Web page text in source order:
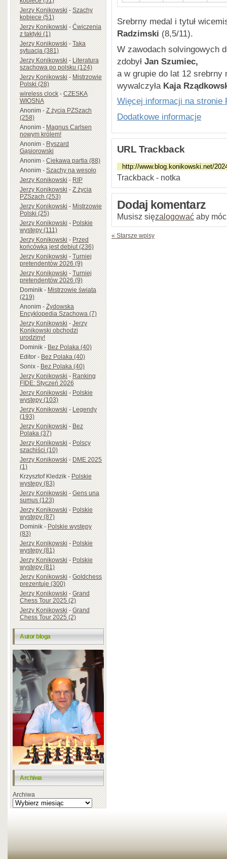
Jerzy Konikowski-Szachy
kobiece (51)
Jerzy Konikowski-Ćwiczenia
z taktyki (1)
Jerzy Konikowski-Taka
sytuacja (381)
Jerzy Konikowski-Literatura
szachowa po polsku (124)
Jerzy Konikowski-Mistrzowie
Polski (28)
wireless clock-CZESKA
WIOSNA
Anonim-Z życia PZSzach
(258)
Anonim-Magnus Carlsen
nowym królem!
Anonim-Ryszard
Gąsiorowski
Anonim-Ciekawa partia (88)
Anonim-Szachy na wesoło
Jerzy Konikowski-RIP
Jerzy Konikowski-Z życia
PZSzach (253)
Jerzy Konikowski-Mistrzowie
Polski (25)
Jerzy Konikowski-Polskie
występy (111)
Jerzy Konikowski-Przed
końcówką jest debiut (236)
Jerzy Konikowski-Turniej
pretendentów 2026 (9)
Jerzy Konikowski-Turniej
pretendentów 2026 (9)
Dominik-Mistrzowie świata
(219)
Anonim-Żydowska
Encyklopedia Szachowa (7)
Jerzy Konikowski-Jerzy
Konikowski obchodzi
urodziny!
Dominik-Bez Polaka (40)
Editor-Bez Polaka (40)
Sonix-Bez Polaka (40)
Jerzy Konikowski-Ranking
FIDE: Styczeń 2026
Jerzy Konikowski-Polskie
występy (103)
Jerzy Konikowski-Legendy
(193)
Jerzy Konikowski-Bez
Polaka (37)
Jerzy Konikowski-Polscy
szachiści (10)
Jerzy Konikowski-DME 2025
(1)
Krzysztof Kledzik-Polskie
występy (83)
Jerzy Konikowski-Gens una
sumus (123)
Jerzy Konikowski-Polskie
występy (87)
Dominik-Polskie występy
(83)
Jerzy Konikowski-Polskie
występy (81)
Jerzy Konikowski-Polskie
występy (81)
Jerzy Konikowski-Goldchess
prezentuje (300)
Jerzy Konikowski-Grand
Chess Tour 2025 (2)
Jerzy Konikowski-Grand
Chess Tour 2025 (2)
Autor bloga
Archiwa
Archiwa
Srebrny medal i tytuł
Radzimski (8,5/11).
W zawodach solvingowych
zdobył Jan Szumiec,
a w grupie do lat 12 srebrny
wywalczyła Kaja
Więcej informacji na stronie
Dodatkowe informacje
URL Trackback
Trackback - notka
Dodaj komentarz
Musisz sięzalogować aby
« Starsze wpisy